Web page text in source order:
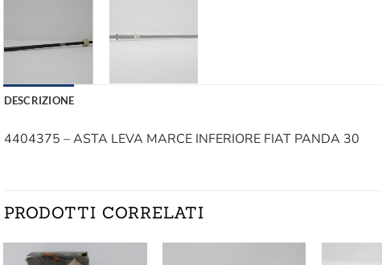
DESCRIZIONE
4404375 – ASTA LEVA MARCE INFERIORE FIAT PANDA 30
PRODOTTI CORRELATI